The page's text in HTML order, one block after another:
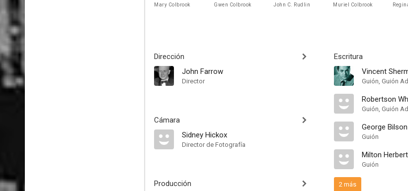
Mary Colbrook Gwen Colbrook John C. Rudlin Muriel Colbrook
Dirección
John Farrow
Director
Cámara
Sidney Hickox
Director de Fotografía
Producción
Escritura
Vincent
Guión, Guión
Robertson
Guión, Guión
George Bilson
Guión
Milton
Guión
2 más